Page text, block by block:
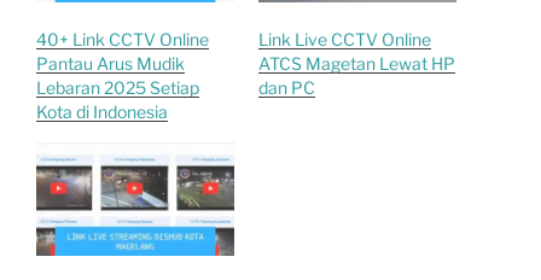
40+ Link CCTV Online
Pantau Arus Mudik
Lebaran 2025 Setiap
Kota di Indonesia
Link Live CCTV Online
ATCS Magetan Lewat HP
dan PC